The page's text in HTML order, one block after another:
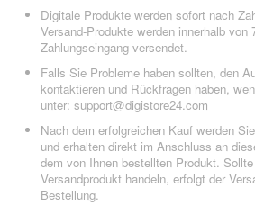
Digitale Produkte werden sofort nach
Versand-Produkte werden innerhalb von
Zahlungseingang versendet.
Falls Sie Probleme haben sollten, den
kontaktieren und Rückfragen haben,
unter: support@digistore24.com
Nach dem erfolgreichen Kauf werden
und erhalten direkt im Anschluss an
dem von Ihnen bestellten Produkt.
Versandprodukt handeln, erfolgt der
Bestellung.